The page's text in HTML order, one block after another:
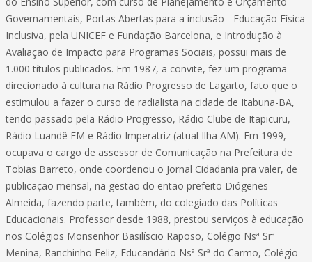
Governamentais, Portas Abertas para a inclusão - Educação Física
Inclusiva, pela UNICEF e Fundação Barcelona, e Introdução à
Avaliação de Impacto para Programas Sociais, possui mais de
1.000 títulos publicados. Em 1987, a convite, fez um programa
direcionado à cultura na Rádio Progresso de Lagarto, fato que o
estimulou a fazer o curso de radialista na cidade de Itabuna-BA,
tendo passado pela Rádio Progresso, Rádio Clube de Itapicuru,
Rádio Luandê FM e Rádio Imperatriz (atual Ilha AM). Em 1999,
ocupava o cargo de assessor de Comunicação na Prefeitura de
Tobias Barreto, onde coordenou o Jornal Cidadania pra valer, de
publicação mensal, na gestão do então prefeito Diógenes
Almeida, fazendo parte, também, do colegiado das Políticas
Educacionais. Professor desde 1988, prestou serviços à educação
nos Colégios Monsenhor Basilíscio Raposo, Colégio Nsª Srª
Menina, Ranchinho Feliz, Educandário Nsª Srª do Carmo, Colégio